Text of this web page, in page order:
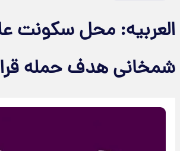
العربیه: محل سکونت
شمخانی هدف حمله